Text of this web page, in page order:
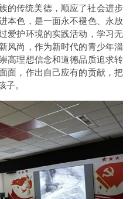
传统美德，顺应了社会进步
本色，是一面永不褪色、永放
爱护环境的实践活动，学习无
风尚，作为新时代的青少年淄
高理想信念和道德品质追求转
面，作出自己应有的贡献，把
。